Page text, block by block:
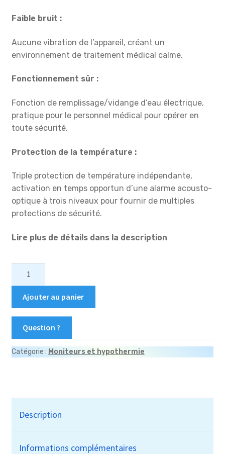
Faible bruit :
Aucune vibration de l’appareil, créant un
environnement de traitement médical calme.
Fonctionnement sûr :
Fonction de remplissage/vidange d’eau électrique,
pratique pour le personnel médical pour opérer en
toute sécurité.
Protection de la température :
Triple protection de température indépendante,
activation en temps opportun d’une alarme acousto-
optique à trois niveaux pour fournir de multiples
protections de sécurité.
Lire plus de détails dans la description
MH-
100A
Dispositif
d'hypothermie
néonatale
MH-
Ajouter au panier
Question ?
Catégorie : Moniteurs et hypothermie
Description
Informations complémentaires